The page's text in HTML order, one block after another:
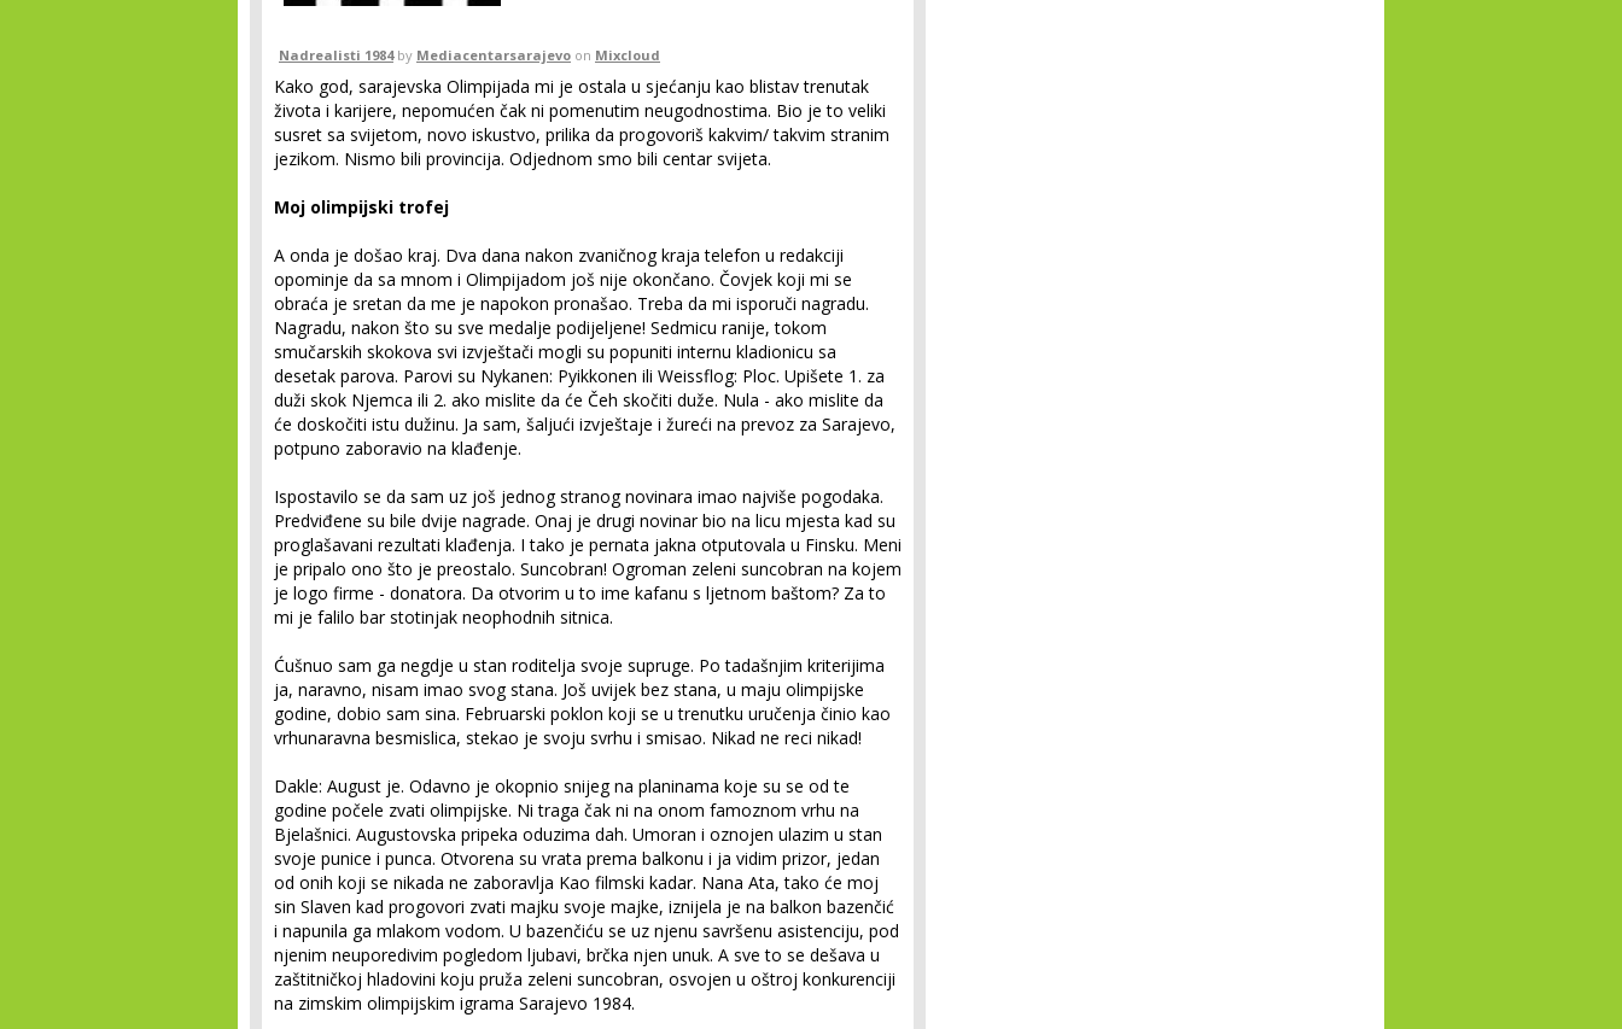
Nadrealisti 1984by Mediacentarsarajevo on Mixcloud
Kako god, sarajevska Olimpijada mi je ostala u sjećanju kao blistav trenutak
života i karijere, nepomućen čak ni pomenutim neugodnostima. Bio je to veliki
susret sa svijetom, novo iskustvo, prilika da progovoriš kakvim/ takvim stranim
jezikom. Nismo bili provincija. Odjednom smo bili centar svijeta.
Moj olimpijski trofej
A onda je došao kraj. Dva dana nakon zvaničnog kraja telefon u redakciji
opominje da sa mnom i Olimpijadom još nije okončano. Čovjek koji mi se
obraća je sretan da me je napokon pronašao. Treba da mi isporuči nagradu.
Nagradu, nakon što su sve medalje podijeljene! Sedmicu ranije, tokom
smučarskih skokova svi izvještači mogli su popuniti internu kladionicu sa
desetak parova. Parovi su Nykanen: Pyikkonen ili Weissflog: Ploc. Upišete 1. za
duži skok Njemca ili 2. ako mislite da će Čeh skočiti duže. Nula - ako mislite da
će doskočiti istu dužinu. Ja sam, šaljući izvještaje i žureći na prevoz za Sarajevo,
potpuno zaboravio na klađenje.
Ispostavilo se da sam uz još jednog stranog novinara imao najviše pogodaka.
Predviđene su bile dvije nagrade. Onaj je drugi novinar bio na licu mjesta kad su
proglašavani rezultati klađenja. I tako je pernata jakna otputovala u Finsku. Meni
je pripalo ono što je preostalo. Suncobran! Ogroman zeleni suncobran na kojem
je logo firme - donatora. Da otvorim u to ime kafanu s ljetnom baštom? Za to
mi je falilo bar stotinjak neophodnih sitnica.
Ćušnuo sam ga negdje u stan roditelja svoje supruge. Po tadašnjim kriterijima
ja, naravno, nisam imao svog stana. Još uvijek bez stana, u maju olimpijske
godine, dobio sam sina. Februarski poklon koji se u trenutku uručenja činio kao
vrhunaravna besmislica, stekao je svoju svrhu i smisao. Nikad ne reci nikad!
Dakle: August je. Odavno je okopnio snijeg na planinama koje su se od te
godine počele zvati olimpijske. Ni traga čak ni na onom famoznom vrhu na
Bjelašnici. Augustovska pripeka oduzima dah. Umoran i oznojen ulazim u stan
svoje punice i punca. Otvorena su vrata prema balkonu i ja vidim prizor, jedan
od onih koji se nikada ne zaboravlja Kao filmski kadar. Nana Ata, tako će moj
sin Slaven kad progovori zvati majku svoje majke, iznijela je na balkon bazenčić
i napunila ga mlakom vodom. U bazenčiću se uz njenu savršenu asistenciju, pod
njenim neuporedivim pogledom ljubavi, brčka njen unuk. A sve to se dešava u
zaštitničkoj hladovini koju pruža zeleni suncobran, osvojen u oštroj konkurenciji
na zimskim olimpijskim igrama Sarajevo 1984.